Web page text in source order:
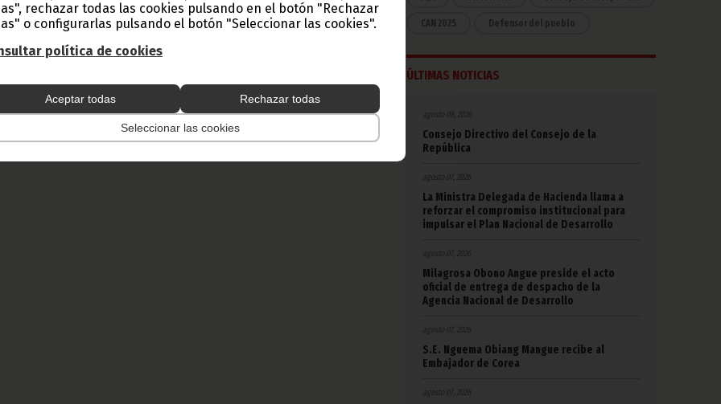
rechazar todas las cookies pulsando en el botón "Rechazar
o configurarlas pulsando el botón "Seleccionar las cookies".
política de cookies
Aceptar todas Rechazar todas
Seleccionar las cookies
relataron awww.guineaecuatorialpress.comque la carrera tiene una
compuesta por dos cursos, primero y segundo. Durante el primer año
de las cuales seis pertenecen a la especialidad agropecuaria y dos son
curso tiene siete asignaturas, y una sola es de de cultura general.
Prensa de Guinea Ecuatorial (D. G. Base Internet).
CAN 2025 Defensor del pueblo
ÚLTIMAS NOTICIAS
agosto 08, 2026
Consejo Directivo del Consejo de la
República
agosto 07, 2026
La Ministra Delegada de Hacienda llama a
reforzar el compromiso institucional para
impulsar el Plan Nacional de Desarrollo
agosto 07, 2026
Milagrosa Obono Angue preside el acto
oficial de entrega de despacho de la
Agencia Nacional de Desarrollo
agosto 07, 2026
S.E. Nguema Obiang Mangue recibe al
Embajador de Corea
agosto 07, 2026